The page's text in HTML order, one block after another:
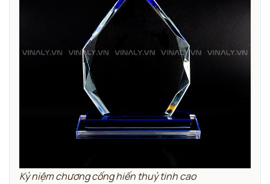
Kỷ niệm chương cống hiến thuỷ tinh cao